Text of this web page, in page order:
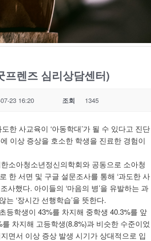
프렌즈 심리상담센터)
23 16:20 조회 1345
한 사교육이 ‘아동학대’가 될 수 있다고 진단
이상 증상을 호소한 학생을 진료한 경험이
소아청소년정신의학회와 공동으로 소아청
한 서면 및 구글 설문조사를 통해 ‘과도한 사
사했다. 아이들의 ‘마음의 병’을 유발하는 과
‘장시간 선행학습’을 뜻한다.
등학생이 43%를 차지해 중학생 40.3%를 앞
차지해 고등학생(8.8%)과 비슷한 수준이었
면서 이상 증상 발생 시기가 상대적으로 입